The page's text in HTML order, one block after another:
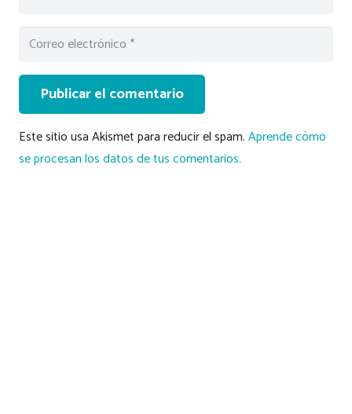
Publicar el comentario
Este sitio usa Akismet para reducir el spam.Aprende cómo
se procesan los datos de tus comentarios.